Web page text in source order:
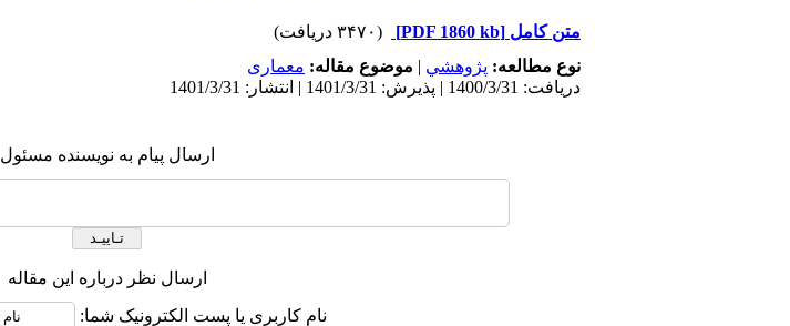
متن کامل [PDF 1860 kb]
(۳۴۷۰ دریافت)
نوع مطالعه: پژوهشي | موضوع مقاله: معماری
دریافت: 1400/3/31 | پذیرش: 1401/3/31 | انتشار: 1401/3/31
ارسال پیام به نویسنده مسئول
ارسال نظر درباره این مقاله
نام کاربری یا پست الکترونیک شما: